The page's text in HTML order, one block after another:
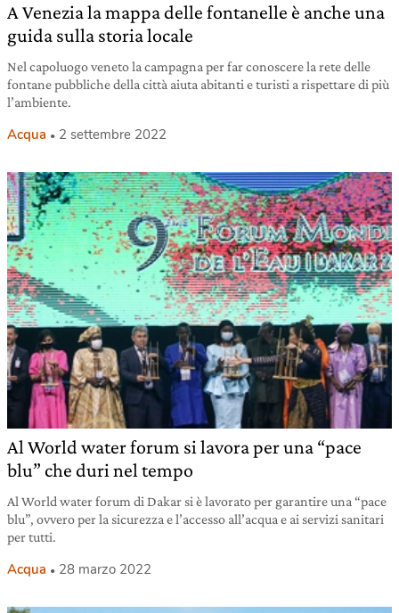
A Venezia la mappa delle fontanelle è anche una
guida sulla storia locale
Nel capoluogo veneto la campagna per far conoscere la rete delle
fontane pubbliche della città aiuta abitanti e turisti a rispettare di più
l’ambiente.
Acqua 2 settembre 2022
Al World water forum si lavora per una “pace
blu” che duri nel tempo
Al World water forum di Dakar si è lavorato per garantire una “pace
blu”, ovvero per la sicurezza e l’accesso all’acqua e ai servizi sanitari
per tutti.
Acqua 28 marzo 2022